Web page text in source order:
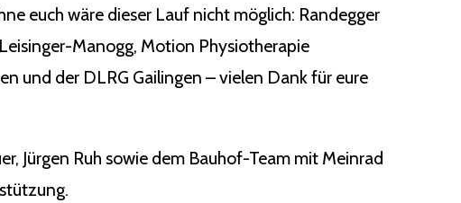
euch wäre dieser Lauf nicht möglich: Randegger
Manogg, Motion Physiotherapie
und der DLRG Gailingen – vielen Dank für eure
Jürgen Ruh sowie dem Bauhof-Team mit Meinrad